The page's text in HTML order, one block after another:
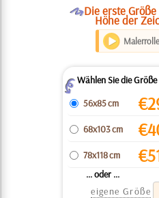
ODie erste
Höhe der
ZWählen Sie die Größe
56x85 cm
€
68x103 cm €
78x118 cm €
... oder ...
eigene Größe